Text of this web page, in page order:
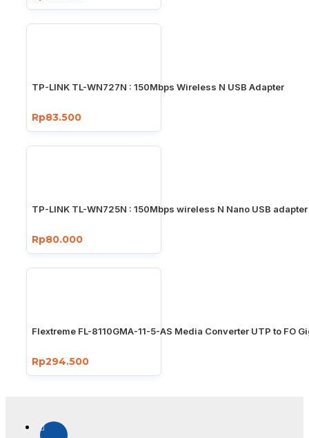
TP-LINK TL-WN727N : 150Mbps Wireless N USB Adapter
Rp83.500
TP-LINK TL-WN725N : 150Mbps wireless N Nano USB adapter
Rp80.000
Flextreme FL-8110GMA-11-5-AS Media Converter UTP to FO
Rp294.500